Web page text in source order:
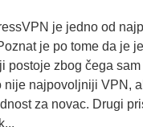
je jedno od
je po tome da je
postoje zbog čega sam
nije najpovoljniji VPN,
za novac. Drugi